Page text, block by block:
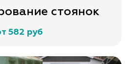
стоянок
582 руб